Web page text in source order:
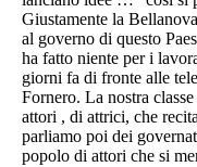
Giustamente la
al governo di questo
ha fatto niente per i
giorni fa di fronte alle
Fornero. La nostra
attori , di attrici, che
parliamo poi dei
popolo di attori che si